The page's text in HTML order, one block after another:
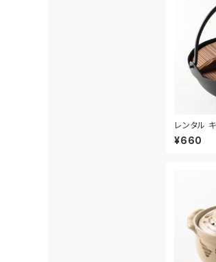
レンタル
KIW031
¥660